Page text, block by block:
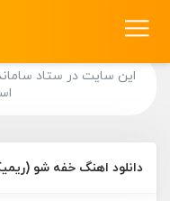
این سایت در ستاد
دانلود اهنگ خفه شو